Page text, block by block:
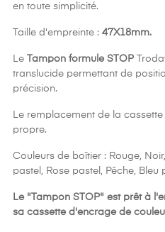
en toute simplicité.
Taille d'empreinte : 47X18mm.
Le Tampon formule STOP
translucide permettant de
précision.
Le remplacement de la
propre.
Couleurs de boîtier : Rouge,
pastel, Rose pastel, Pêche, Bleu
Le "Tampon STOP" est prêt à
sa cassette d'encrage de